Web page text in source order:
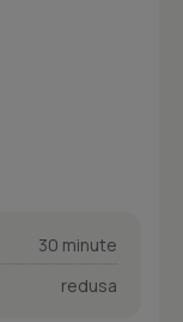
30 minute
redusa